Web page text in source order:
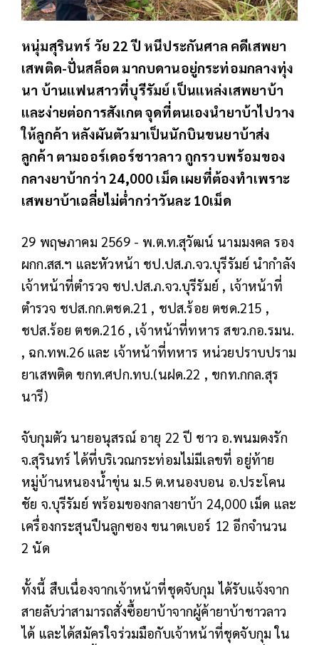
หนุ่มสุรินทร์ วัย 22 ปี หนีประกันศาล คดีเสพยา
เสพติด-ปั่นสล็อต มากบดานอยู่กระท่อมกลางทุ่ง
นา บ้านแฟนสาวที่บุรีรัมย์ เป็นแหล่งเสพยาบ้า
และง่ายต่อการสังเกต จุดที่ตนเองนำยาบ้าไปวาง
ให้ลูกค้า หลังผันตัวมาเป็นนักบินขนยาบ้าส่ง
ลูกค้า ตามออร์เดอร์ชาวลาว ถูกรวบพร้อมของ
กลางยาบ้ากว่า 24,000 เม็ด เผยที่ต้องทำเพราะ
เสพยาบ้าเฉลี่ยไม่ต่ำกว่าวันละ 10เม็ด
29 พฤษภาคม 2569 - พ.ต.ท.สุวัฒน์ นามมงคล รอง
ผกก.สส.ฯ และหัวหน้า ชป.ปส.ภ.จว.บุรีรัมย์ นำกำลัง
เจ้าหน้าที่ตำรวจ ชป.ปส.ภ.จว.บุรีรัมย์ , เจ้าหน้าที่
ตำรวจ ชปส.กก.ตชด.21 , ชปส.ร้อย ตชด.215 ,
ชปส.ร้อย ตชด.216 , เจ้าหน้าที่ทหาร สขว.กอ.รมน.
, ฉก.ทพ.26 และ เจ้าหน้าที่ทหาร หน่วยปราบปราม
ยาเสพติด ขกท.ศปก.ทบ.(นฝด.22 , ขกท.กกล.สุร
นารี)
จับกุมตัว นายอนุสรณ์ อายุ 22 ปี ชาว อ.พนมดงรัก
จ.สุรินทร์ ได้ที่บริเวณกระท่อมไม่มีเลขที่ อยู่ท้าย
หมู่บ้านหนองน้ำขุ่น ม.5 ต.หนองบอน อ.ประโคน
ชัย จ.บุรีรัมย์ พร้อมของกลางยาบ้า 24,000 เม็ด และ
เครื่องกระสุนปืนลูกซอง ขนาดเบอร์ 12 อีกจำนวน
2 นัด
ทั้งนี้ สืบเนื่องจากเจ้าหน้าที่ชุดจับกุม ได้รับแจ้งจาก
สายลับว่าสามารถสั่งซื้อยาบ้าจากผู้ค้ายาบ้าชาวลาว
ได้ และได้สมัครใจร่วมมือกับเจ้าหน้าที่ชุดจับกุม ใน